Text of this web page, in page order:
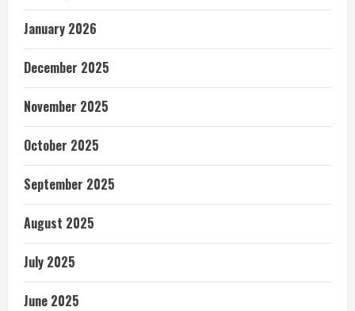
January 2026
December 2025
November 2025
October 2025
September 2025
August 2025
July 2025
June 2025